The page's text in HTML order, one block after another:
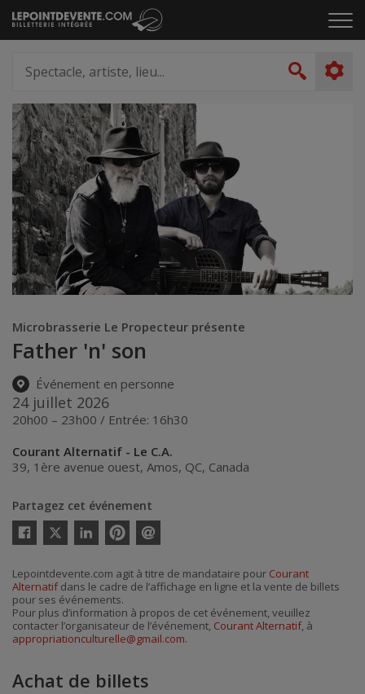
Passer
au
le
artiste,
lieu...
Microbrasserie Le Propecteur présente
Father 'n' son
Événement en personne
24 juillet 2026
20h00 – 23h00 / Entrée: 16h30
Courant Alternatif - Le C.A.
39, 1ère avenue ouest, Amos, QC, Canada
Partagez cet événement
Twitter
courriel
Lepointdevente.com agit à titre de mandataire pour Courant
Alternatifdans le cadre de l’affichage en ligne et la vente de billets
pour ses événements.
Pour plus d’information à propos de cet événement, veuillez
contacter l’organisateur de l’événement, Courant Alternatif, à
appropriationculturelle@gmail.com.
Achat de billets